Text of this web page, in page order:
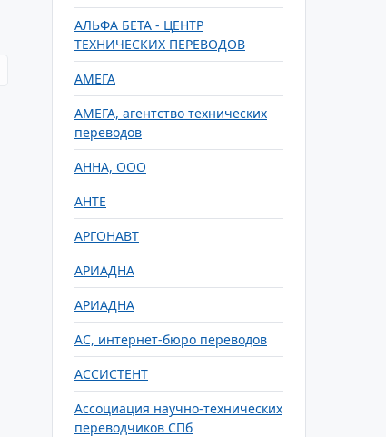
АЛЬФА БЕТА - ЦЕНТР
ТЕХНИЧЕСКИХ ПЕРЕВОДОВ
АМЕГА
АМЕГА, агентство технических
переводов
АННА, ООО
АНТЕ
АРГОНАВТ
АРИАДНА
АРИАДНА
АС, интернет-бюро переводов
АССИСТЕНТ
Ассоциация научно-технических
переводчиков СПб